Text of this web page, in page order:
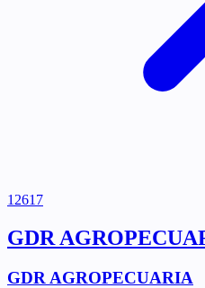
12617
GDR
GDR AGROPECUARIA